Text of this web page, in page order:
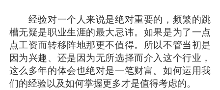
经验对一个人来说是绝对重要的，频繁的跳
槽无疑是职业生涯的最大忌讳。如果是为了一点
点工资而转移阵地那更不值得。所以不管当初是
因为兴趣、还是因为无所选择而介入这个行业，
这么多年的体会也绝对是一笔财富。如何运用我
们的经验以及如何掌握更多才是值得考虑的。